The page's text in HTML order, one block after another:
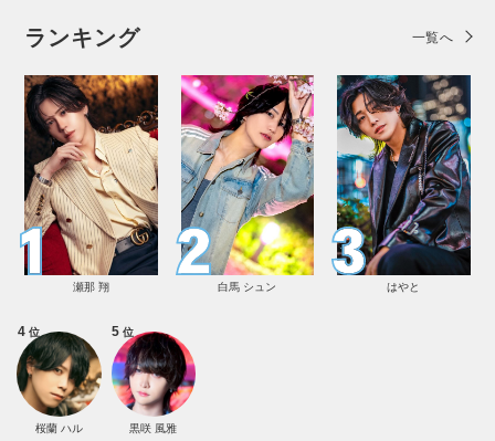
ランキング 一覧へ
瀬那 翔 白馬 シュン はやと
4 位
桜蘭 ハル
5 位
黒咲 風雅